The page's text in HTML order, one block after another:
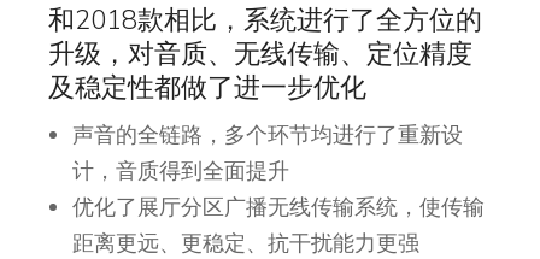
和2018款相比，系统进行了全方位的
升级，对音质、无线传输、定位精度
及稳定性都做了进一步优化
声音的全链路，多个环节均进行了重新设
计，音质得到全面提升
优化了展厅分区广播无线传输系统，使传输
距离更远、更稳定、抗干扰能力更强